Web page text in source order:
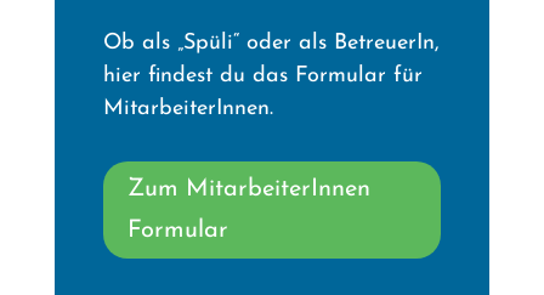
Ob als „Spüli“ oder als BetreuerIn,
hier findest du das Formular für
MitarbeiterInnen.
Zum MitarbeiterInnen
Formular